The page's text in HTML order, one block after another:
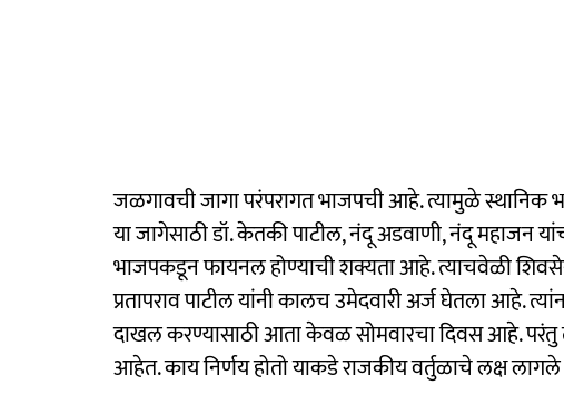
जळगावची जागा परंपरागत भाजपची आहे. त्यामुळे स्थानिक
या जागेसाठी डॉ. केतकी पाटील, नंदू अडवाणी, नंदू महाजन
भाजपकडून फायनल होण्याची शक्यता आहे. त्याचवेळी
प्रतापराव पाटील यांनी कालच उमेदवारी अर्ज घेतला आहे.
दाखल करण्यासाठी आता केवळ सोमवारचा दिवस आहे. परंतु
आहेत. काय निर्णय होतो याकडे राजकीय वर्तुळाचे लक्ष